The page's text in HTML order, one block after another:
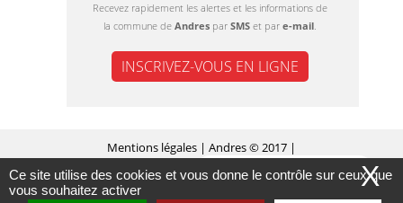
MASQUER CE MESSAGE
Recevez rapidement les alertes et les informations de
la commune de Andres par SMS et par e-mail.
INSCRIVEZ-VOUS EN LIGNE
Mentions légales | Andres © 2017 |
Conception Citopia- Solution de site internet pour X
Ce site utilise des cookies et vous donne le contrôle sur ceux que
vous souhaitez activer